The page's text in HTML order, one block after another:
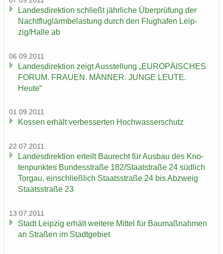
Lan­des­di­rek­ti­on schließt jähr­li­che Über­prü­fung der
Nacht­flug­lärm­be­las­tung durch den Flug­ha­fen Leip­
zig/Halle ab
06.09.2011
Lan­des­di­rek­ti­on zeigt Aus­stel­lung „EU­RO­PÄI­SCHES
FORUM. FRAU­EN. MÄN­NER. JUNGE LEUTE.
Heute“
01.09.2011
Kos­sen er­hält ver­bes­ser­ten Hoch­was­ser­schutz
22.07.2011
Lan­des­di­rek­ti­on er­teilt Bau­recht für Aus­bau des Kno­
ten­punk­tes Bun­des­stra­ße 182/Staat­stra­ße 24 süd­lich
Tor­gau, ein­schließ­lich Staats­stra­ße 24 bis Ab­zweig
Staats­stra­ße 23
13.07.2011
Stadt Leip­zig er­hält wei­te­re Mit­tel für Bau­maß­nah­men
an Stra­ßen im Stadt­ge­biet